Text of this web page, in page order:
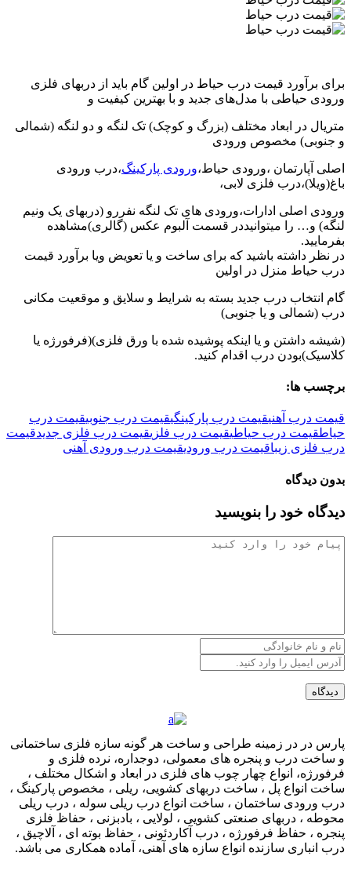
برای برآورد قیمت درب حیاط در اولین گام باید از دربهای فلزی
ورودی حیاطی با مدل‌های جدید و با بهترین کیفیت و
متریال در ابعاد مختلف ‌‌(بزرگ و کوچک) تک لنگه و دو لنگه (شمالی
و جنوبی) مخصوص ورودی
اصلی آپارتمان ،ورودی حیاط،ورودی پارکینگ،درب ورودی
باغ(ویلا)،درب فلزی لابی،
ورودی اصلی ادارات،ورودی های تک لنگه نفررو (دربهای یک ونیم
لنگه) و… را میتوانیددر قسمت آلبوم عکس (گالری)مشاهده
بفرمایید.
در نظر داشته باشید که برای ساخت و یا تعویض ویا برآورد قیمت
درب حیاط منزل در اولین
گام انتخاب درب جدید بسته به شرایط و سلایق و موقعیت مکانی
درب (شمالی و یا جنوبی)
(شیشه داشتن و یا اینکه پوشیده شده با ورق فلزی)(فرفورژه یا
کلاسیک)بودن درب اقدام کنید.
برچسب ها:
قیمت درب آهنیقیمت درب پارکینگیقیمت درب جنوبیقیمت درب
حیاطقیمت درب حیاطیقیمت درب فلزیقیمت درب فلزی جدیدقیمت
درب فلزی زیباقیمت درب ورودیقیمت درب ورودی آهنی
بدون دیدگاه
دیدگاه خود را بنویسید
پارس در در زمینه طراحی و ساخت هر گونه سازه فلزی ساختمانی
و ساخت درب و پنجره های معمولی، دوجداره، نرده فلزی و
فرفورژه، انواع چهار چوب های فلزی در ابعاد و اشکال مختلف ،
ساخت انواع پل ، ساخت دربهای کشویی، ریلی ، مخصوص پارکینگ ،
درب ورودی ساختمان ، ساخت انواع درب ریلی سوله ، درب ریلی
محوطه ، دربهای صنعتی کشویی ، لولایی ، بادبزنی ، حفاظ فلزی
پنجره ، حفاظ فرفورژه ، درب آکاردئونی ، حفاظ بوته ای ، آلاچیق ،
درب انباری سازنده انواع سازه های آهنی، آماده همکاری می باشد.